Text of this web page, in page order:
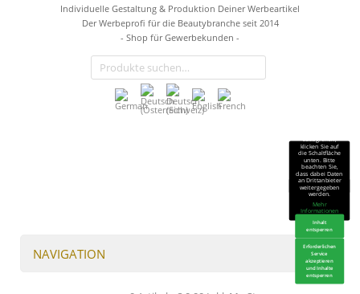
klicken Sie auf
die Schaltfläche
unten. Bitte
beachten Sie,
dass dabei Daten
an Drittanbieter
weitergegeben
werden.
Mehr
Informationen
Inhalt
entsperren
Erforderlichen
Service
akzeptieren
und Inhalte
entsperren
Individuelle Gestaltung & Produktion Deiner Werbeartikel
Der Werbeprofi für die Beautybranche seit 2014
- Shop für Gewerbekunden -
NAVIGATION